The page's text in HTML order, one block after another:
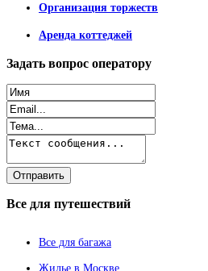
Организация торжеств
Аренда коттеджей
Задать вопрос оператору
Все для путешествий
Все для багажа
Жилье в Москве